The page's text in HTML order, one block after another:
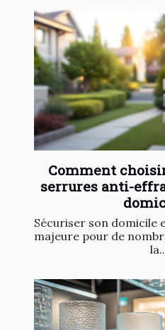
Comment
serrures anti-
Sécuriser son domicile
majeure pour de